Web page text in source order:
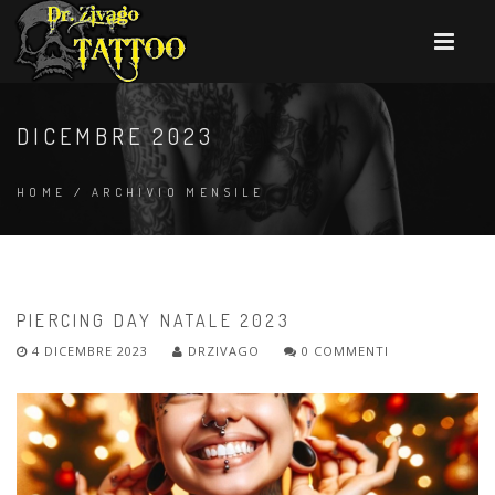
DICEMBRE 2023
HOME / ARCHIVIO MENSILE
PIERCING DAY NATALE 2023
4 DICEMBRE 2023 DRZIVAGO 0 COMMENTI